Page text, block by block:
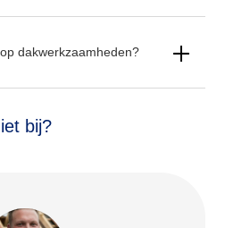
dakwerkzaamheden?
bij?